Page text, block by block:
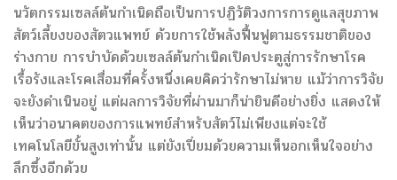
นวัตกรรมเซลล์ต้นกำเนิดถือเป็นการปฏิวัติวงการการดูแลสุขภาพ
สัตว์เลี้ยงของสัตวแพทย์ ด้วยการใช้พลังฟื้นฟูตามธรรมชาติของ
ร่างกาย การบำบัดด้วยเซลล์ต้นกำเนิดเปิดประตูสู่การรักษาโรค
เรื้อรังและโรคเสื่อมที่ครั้งหนึ่งเคยคิดว่ารักษาไม่หาย แม้ว่าการวิจัย
จะยังดำเนินอยู่ แต่ผลการวิจัยที่ผ่านมาก็น่ายินดีอย่างยิ่ง แสดงให้
เห็นว่าอนาคตของการแพทย์สำหรับสัตว์ไม่เพียงแต่จะใช้
เทคโนโลยีขั้นสูงเท่านั้น แต่ยังเปี่ยมด้วยความเห็นอกเห็นใจอย่าง
ลึกซึ้งอีกด้วย